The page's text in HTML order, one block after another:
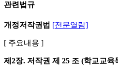
관련법규
개정저작권법 [전문열람]
[ 주요내용 ]
제2장. 저작권 제 25 조 (학교교육